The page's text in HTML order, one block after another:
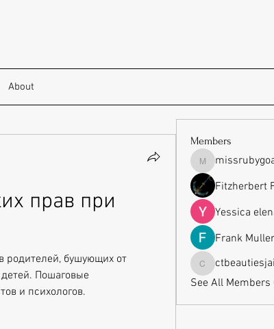
About
прав при
родителей, бушующих от
Пошаговые
и психологов.
Members
missrubygoa
Fitzherbert
Yessica
Frank Muller
ctbeautiesjaipur
See All Members